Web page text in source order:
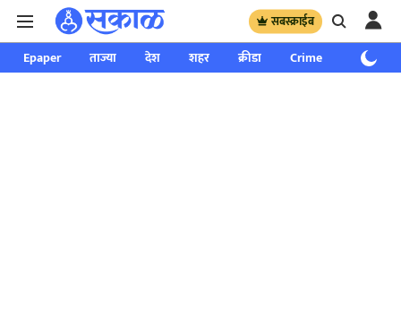
सबस्क्राईब
Epaper ताज्या देश शहर क्रीडा Crime साप्ताहिक